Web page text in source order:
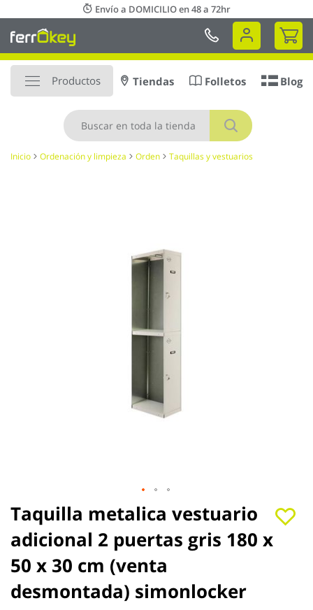
al
contenido
Envío a DOMICILIO en 48 a 72hr
Mi
Productos
Buscar
Tiendas Folletos Blog
Inicio Ordenación y limpieza Orden Taquillas y vestuarios
Taquilla metalica vestuario
adicional 2 puertas gris 180 x
50 x 30 cm (venta
desmontada) simonlocker
Saltar
al
comienzo
de
la
galería
de